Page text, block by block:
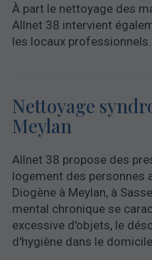
À part le nettoyage des
Allnet 38 intervient
les locaux professionnels.
Nettoyage
Meylan
Allnet 38 propose des
logement des personnes
Diogène à Meylan, à
mental chronique se
excessive d'objets, le
d'hygiène dans le domicile.